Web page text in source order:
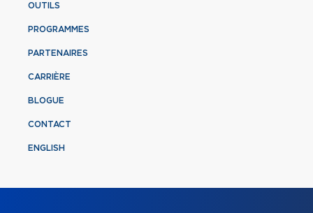
OUTILS
PROGRAMMES
PARTENAIRES
CARRIÈRE
BLOGUE
CONTACT
ENGLISH